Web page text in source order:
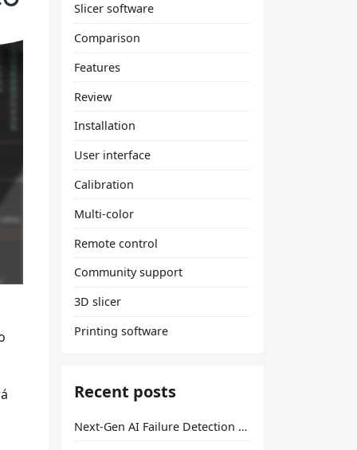
Slicer software
Comparison
Features
Review
Installation
User interface
Calibration
Multi-color
Remote control
Community support
3D slicer
Printing software
Recent posts
Next-Gen AI Failure Detection Is Here: General Release